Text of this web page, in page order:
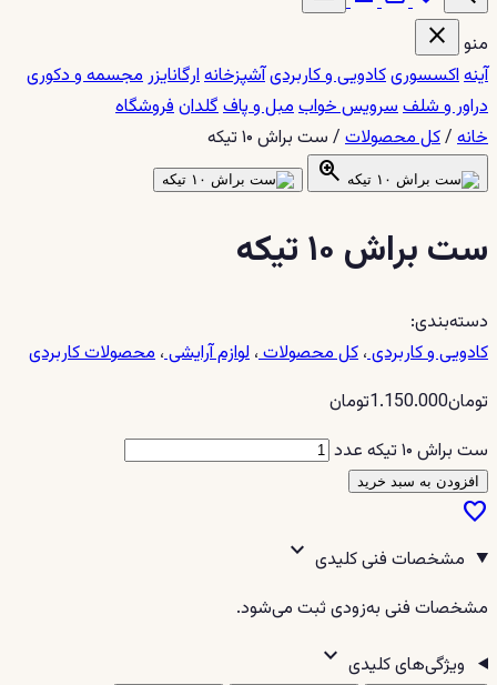
منو close
آینهاکسسوریکادویی و کاربردیآشپزخانهارگانایزرمجسمه و دکوری
دراور و شلفسرویس خوابمبل و پافگلدانفروشگاه
خانه /کل محصولات / ست براش ۱۰ تیکه
zoom_in
ست براش ۱۰ تیکه
دسته‌بندی:
کادویی و کاربردی، کل محصولات، لوازم آرایشی، محصولات کاربردی
تومان1.150.000تومان
ست براش ۱۰ تیکه عدد
افزودن به سبد خرید
favorite
مشخصات فنی کلیدی expand_more
مشخصات فنی به‌زودی ثبت می‌شود.
ویژگی‌های کلیدی expand_more